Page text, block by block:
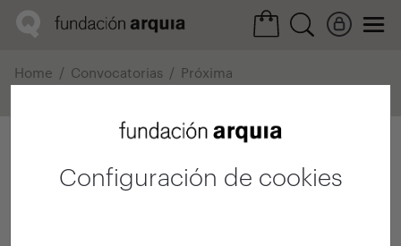
Configuración de cookies
Home Convocatorias
Próxima